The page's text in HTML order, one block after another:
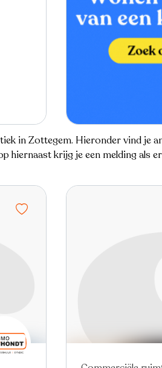
in Zottegem. Hieronder vind je
hiernaast krijg je een melding als